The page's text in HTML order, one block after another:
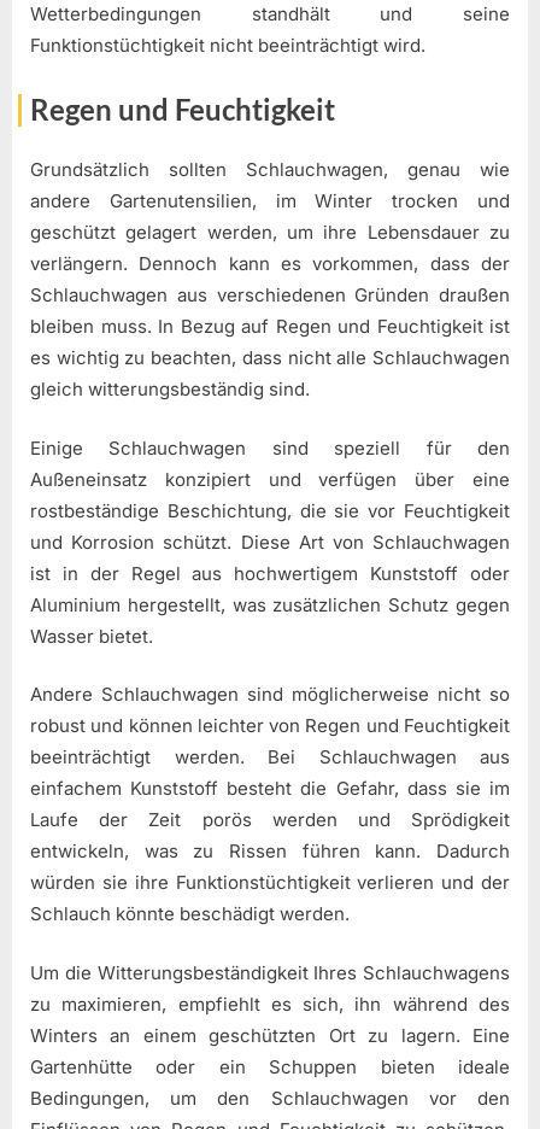
Wetterbedingungen standhält und seine
Funktionstüchtigkeit nicht beeinträchtigt wird.
Regen und Feuchtigkeit
Grundsätzlich sollten Schlauchwagen, genau wie
andere Gartenutensilien, im Winter trocken und
geschützt gelagert werden, um ihre Lebensdauer zu
verlängern. Dennoch kann es vorkommen, dass der
Schlauchwagen aus verschiedenen Gründen draußen
bleiben muss. In Bezug auf Regen und Feuchtigkeit ist
es wichtig zu beachten, dass nicht alle Schlauchwagen
gleich witterungsbeständig sind.
Einige Schlauchwagen sind speziell für den
Außeneinsatz konzipiert und verfügen über eine
rostbeständige Beschichtung, die sie vor Feuchtigkeit
und Korrosion schützt. Diese Art von Schlauchwagen
ist in der Regel aus hochwertigem Kunststoff oder
Aluminium hergestellt, was zusätzlichen Schutz gegen
Wasser bietet.
Andere Schlauchwagen sind möglicherweise nicht so
robust und können leichter von Regen und Feuchtigkeit
beeinträchtigt werden. Bei Schlauchwagen aus
einfachem Kunststoff besteht die Gefahr, dass sie im
Laufe der Zeit porös werden und Sprödigkeit
entwickeln, was zu Rissen führen kann. Dadurch
würden sie ihre Funktionstüchtigkeit verlieren und der
Schlauch könnte beschädigt werden.
Um die Witterungsbeständigkeit Ihres Schlauchwagens
zu maximieren, empfiehlt es sich, ihn während des
Winters an einem geschützten Ort zu lagern. Eine
Gartenhütte oder ein Schuppen bieten ideale
Bedingungen, um den Schlauchwagen vor den